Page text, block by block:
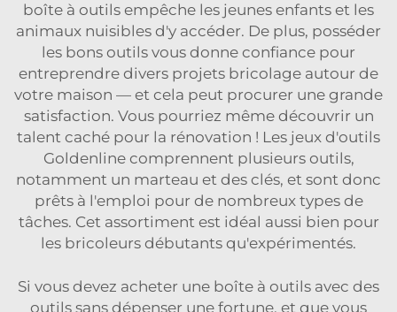
boîte à outils empêche les jeunes enfants et les
animaux nuisibles d'y accéder. De plus, posséder
les bons outils vous donne confiance pour
entreprendre divers projets bricolage autour de
votre maison — et cela peut procurer une grande
satisfaction. Vous pourriez même découvrir un
talent caché pour la rénovation ! Les jeux d'outils
Goldenline comprennent plusieurs outils,
notamment un marteau et des clés, et sont donc
prêts à l'emploi pour de nombreux types de
tâches. Cet assortiment est idéal aussi bien pour
les bricoleurs débutants qu'expérimentés.
Si vous devez acheter une boîte à outils avec des
outils sans dépenser une fortune, et que vous